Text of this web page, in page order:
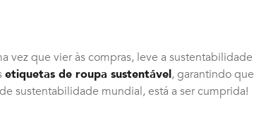
vez que vier às compras, leve a
etiquetas de roupa sustentável, garantindo
sustentabilidade mundial, está a ser cumprida!